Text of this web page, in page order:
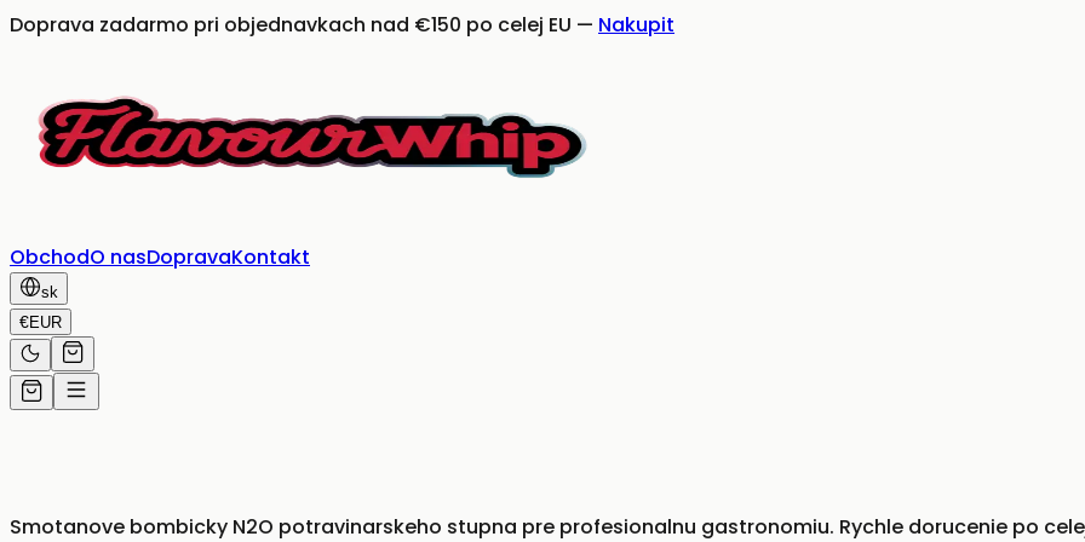
Doprava zadarmo pri objednavkach nad €150 po celej EU — Nakupit
ObchodO nasDopravaKontakt
sk
€EUR
Smotanove bombicky N2O potravinarskeho stupna pre profesionalnu gastronomiu. Rychle dorucenie po celej